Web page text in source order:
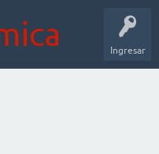
Ingresar